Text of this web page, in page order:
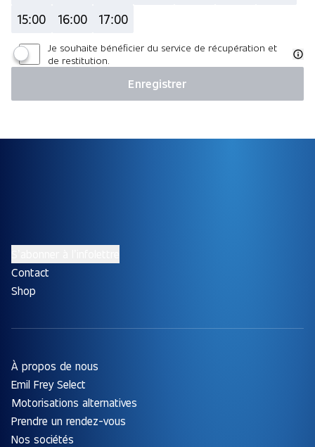
15:00
16:00 17:00
Je souhaite bénéficier du service de récupération et
de restitution.
Enregistrer
Contact
Shop
À propos de nous
Emil Frey Select
Motorisations alternatives
Prendre un rendez-vous
Nos sociétés